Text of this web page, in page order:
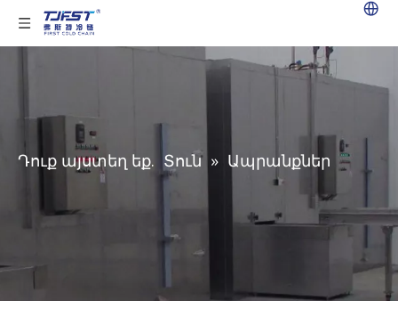
Դուք այստեղ եք. Տուն » Ապրանքներ